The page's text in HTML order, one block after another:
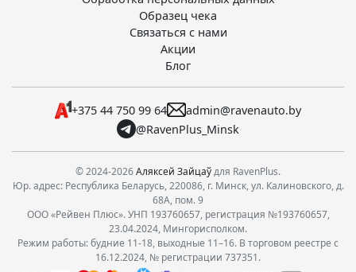
Образец чека
Связаться с нами
Акции
Блог
+375 44 750 99 64
admin@ravenauto.by
@RavenPlus_Minsk
© 2024-2026Аляксей Зайцаўдля RavenPlus.
Юр. адрес: Республика Беларусь, 220086, г. Минск, ул. Калиновского, д.
68А, пом. 9
ООО «Рейвен Плюс». УНП 193760657, регистрация №193760657,
23.04.2024, Мингорисполком.
Режим работы: будние 11-18, выходные 11–16. В торговом реестре с
16.12.2024, № регистрации 737351.